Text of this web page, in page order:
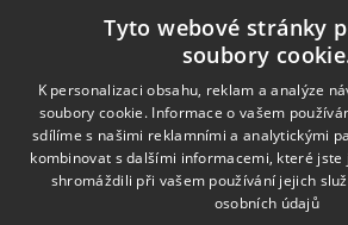
© 2026MKS Beseda Mor.
MKS Beseda, příspěvková organizace,
Moravské Budějovice
IČO: 00091758, DIČ: CZ00091758, ID
Tyto webové stránky
soubory
K personalizaci obsahu, reklam a analýze
soubory cookie. Informace o vašem
sdílíme s našimi reklamními a analytickými
kombinovat s dalšími informacemi, které jste
shromáždili při vašem používání jejich
osobních údajů